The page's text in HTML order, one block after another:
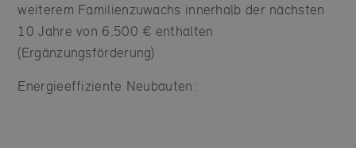
weiterem Familienzuwachs innerhalb der nächsten
10 Jahre von 6.500 € enthalten
(Ergänzungsförderung)
Energieeffiziente Neubauten: